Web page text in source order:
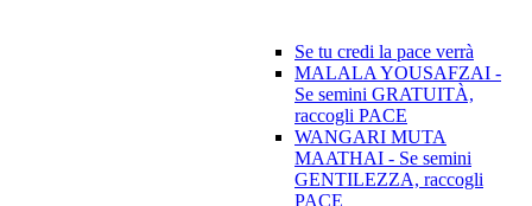
Se tu credi la pace verrà
MALALA YOUSAFZAI -
Se semini GRATUITÀ,
raccogli PACE
WANGARI MUTA
MAATHAI - Se semini
GENTILEZZA, raccogli
PACE